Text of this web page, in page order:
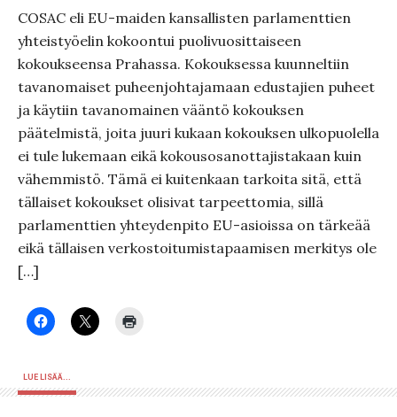
COSAC eli EU-maiden kansallisten parlamenttien
yhteistyöelin kokoontui puolivuosittaiseen
kokoukseensa Prahassa. Kokouksessa kuunneltiin
tavanomaiset puheenjohtajamaan edustajien puheet
ja käytiin tavanomainen vääntö kokouksen
päätelmistä, joita juuri kukaan kokouksen ulkopuolella
ei tule lukemaan eikä kokousosanottajistakaan kuin
vähemmistö. Tämä ei kuitenkaan tarkoita sitä, että
tällaiset kokoukset olisivat tarpeettomia, sillä
parlamenttien yhteydenpito EU-asioissa on tärkeää
eikä tällaisen verkostoitumistapaamisen merkitys ole
[…]
LUE LISÄÄ...